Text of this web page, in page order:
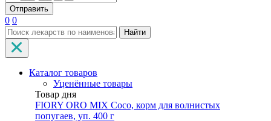
0 0
Найти
Каталог товаров
Уценённые товары
Товар дня
FIORY ORO MIX Coco, корм для волнистых
попугаев, уп. 400 г